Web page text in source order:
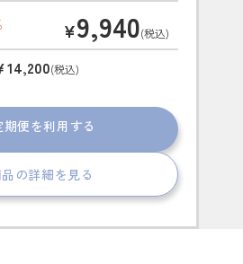
¥9,940(税込)
14,200(税込)
期便を利用する
の詳細を見る